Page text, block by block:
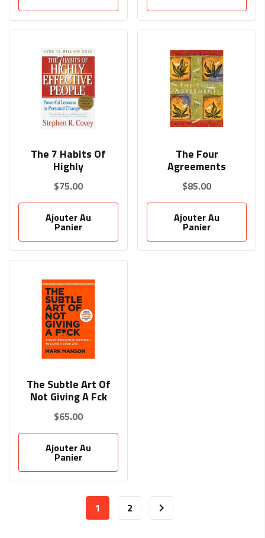
The 7 Habits Of
Highly
$75.00
Ajouter Au
Panier
The Four
Agreements
$85.00
Ajouter Au
Panier
The Subtle Art Of
Not Giving A Fck
$65.00
Ajouter Au
Panier
1 2